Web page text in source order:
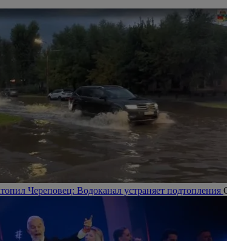
Череповец: Водоканал устраняет подтопления